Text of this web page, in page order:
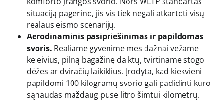
situaciją pagerino, jis vis tiek negali atkartoti visų
realaus eismo scenarijų.
Aerodinaminis pasipriešinimas ir papildomas
svoris. Realiame gyvenime mes dažnai vežame
keleivius, pilną bagažinę daiktų, tvirtiname stogo
dėžes ar dviračių laikiklius. Įrodyta, kad kiekvieni
papildomi 100 kilogramų svorio gali padidinti kuro
sąnaudas maždaug puse litro šimtui kilometrų.